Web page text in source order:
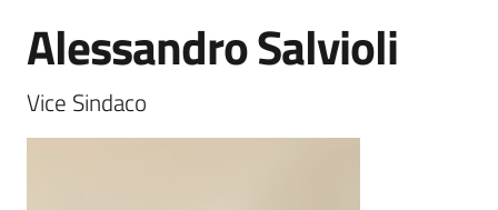
Novità
Servizi
Salta al contenuto
Alessandro Salvioli
Vice Sindaco